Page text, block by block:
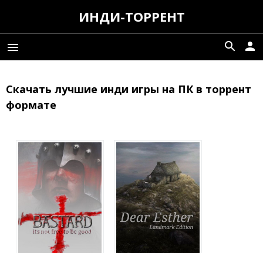
ИНДИ-ТОРРЕНТ
menu person
search
Скачать лучшие инди игры на ПК в торрент
формате